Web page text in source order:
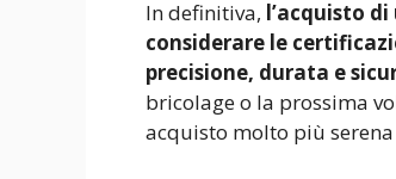
In definitiva, l’acquisto
considerare le
precisione, durata e
bricolage o la prossima
acquisto molto più serena